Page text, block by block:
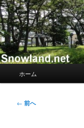
メ
イ
ン
コ
ン
テ
Nacky –
Nacky(Issei Ishii)がDJ/
ホーム
投
← 前へ